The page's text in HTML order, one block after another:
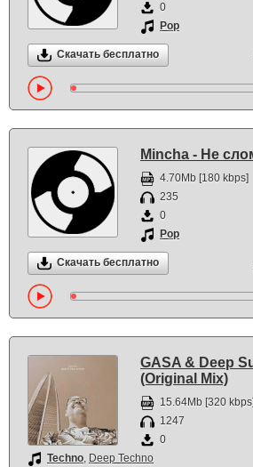
0
Pop
Скачать бесплатно
Mincha - Не
4.70Mb [180 kbps]
235
0
Pop
Скачать бесплатно
GASA & Deep
(Original Mix)
15.64Mb [320 kbps]
1247
0
Techno, Deep Techno